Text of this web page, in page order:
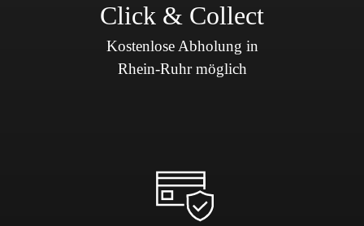
Click & Collect
Kostenlose Abholung in
Rhein-Ruhr möglich